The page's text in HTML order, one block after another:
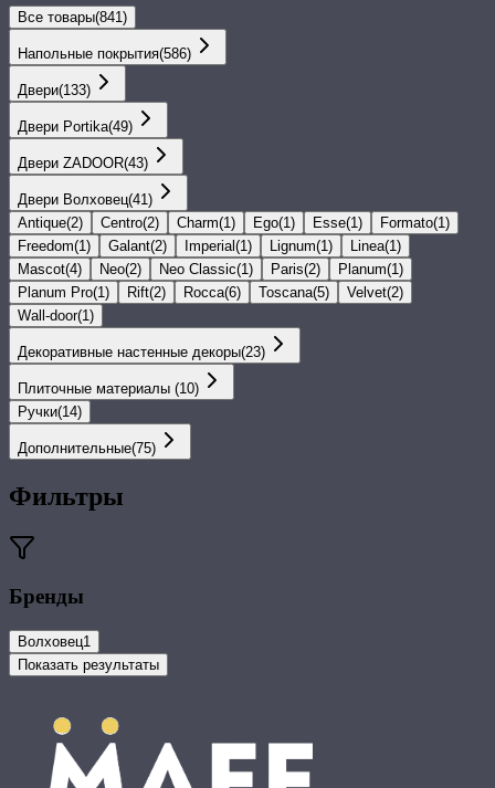
Все товары(841 )
Напольные покрытия(586)
Двери(133)
Двери Portika(49)
Двери ZADOOR(43)
Двери Волховец(41 )
Antique(2) Centro(2) Charm(1 ) Ego(1 ) Esse(1 ) Formato(1 )
Freedom(1 ) Galant(2) Imperial (1 ) Lignum(1 ) Linea(1 )
Mascot(4) Neo(2) Neo Classic(1 ) Paris(2) Planum(1 )
Planum Pro(1 ) Rift(2) Rocca(6) Toscana(5) Velvet(2)
Wall-door(1 )
Декоративные настенные декоры(23)
Плиточные материалы (10)
Ручки(14)
Дополнительные(75)
Фильтры
Бренды
Волховец1
Показать результаты